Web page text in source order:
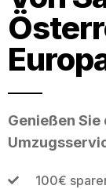
Genießen
100€